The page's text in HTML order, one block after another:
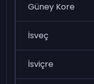
Güney Kore
İsveç
İsviçre